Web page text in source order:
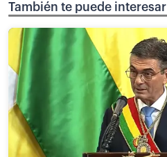
También te puede interesar